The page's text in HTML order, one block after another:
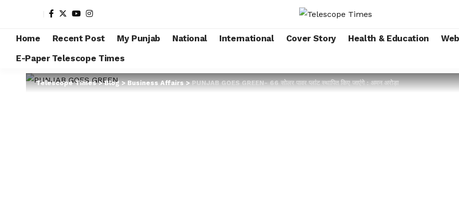
Home Recent Post My Punjab National International Cover Story Health & Education
E-Paper Telescope Times
Telescope Times>Blog>Business Affairs>PUNJAB GOES GREEN- 66 सोलर पावर प्लांट स्थापित किए जाएंगे : अमन अरोड़ा